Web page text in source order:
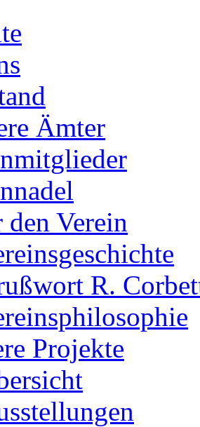
Ämter
den Verein
R.
Projekte